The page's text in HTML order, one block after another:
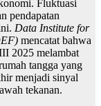
Fluktuasi
pendapatan
Data Institute for
mencatat bahwa
2025 melambat
tangga yang
menjadi sinyal
tekanan.